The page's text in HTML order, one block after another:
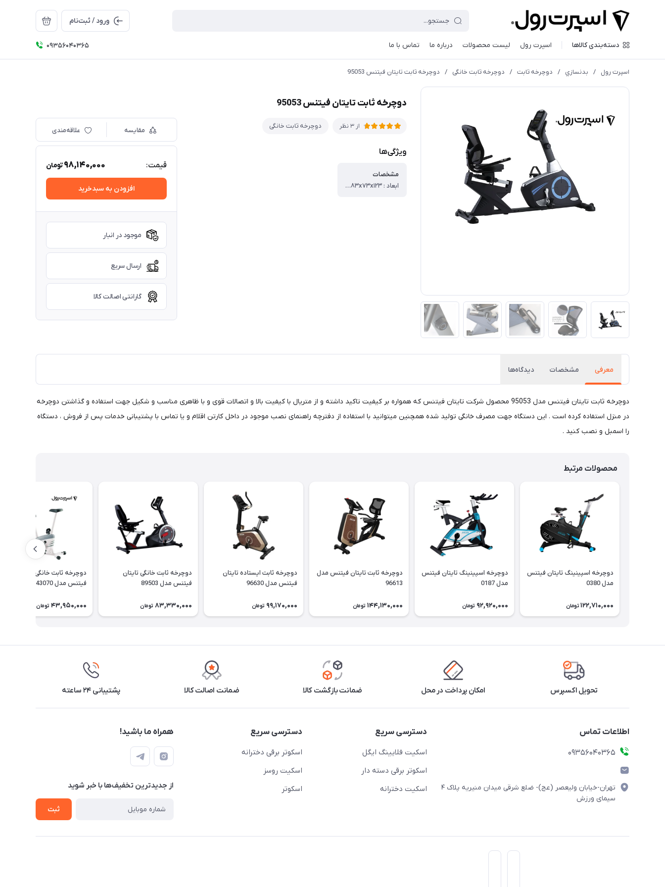
ورود / ثبت‌نام
دسته‌بندی کالاها اسپرت رول لیست محصولات درباره ما تماس با ما 09356040365
اسپرت رول / بدنسازي / دوچرخه ثابت / دوچرخه ثابت خانگی / دوچرخه ثابت تایتان فیتنس 95053
دوچرخه ثابت تایتان فیتنس 95053
از 3 نظر دوچرخه ثابت خانگی
ویژگی‌ها
مشخصات
ابعاد : ۱۸۳x۷۳x۱۲۳ سانتی‌متر ، - وزن : ۵۱.۷ کیلوگرم ، - توضیحات فلایویل : فلای ویل با وزن 6KG ، - قابلیت های اندازه گیری و سنجش ، - نمایش سرعت ، - نمایش ضربان قلب ، - نمایش مسافت ، - نمایش مصرف کالری ، - امکانات همراه : صفحه نمایش ، - دستگیره ، - ابعاد صفحه نمایش : 5.43 اینچ ، - فاصله قدم : 17 سانتی متر ، - ظرفیت وزنی : ۱۲۰ کیلوگرم ، - توضیحات صفحه نمایش : نمایش ضربان قلب، زمان استفاده، مسافت طی شده، کالری از دست رفته تقریبی و ... ، - توضیحات سطح مقاومت: دارای Tension با تغییر سطح فشار از ۱ الی ۸ حالت ، - توضیحات تغییرات شیب : قابلیت تنظیم پایه ها برای تراز کردن روی زمین
مقایسه علاقه‌مندی
قیمت: 98,140,000تومان
افزودن به سبدخرید
موجود در انبار
ارسال سریع
گارانتی اصالت کالا
معرفی مشخصات دیدگاه‌ها
دوچرخه ثابت تایتان فیتنس مدل 95053 محصول شرکت تایتان فیتنس که همواره بر کیفیت تاکید داشته و از متریال با کیفیت بالا و اتصالات قوی و با ظاهری مناسب و شکیل جهت استفاده و گذاشتن دوچرخه
در منزل استفاده کرده است . این دستگاه جهت مصرف خانگی تولید شده همچنین میتوانید با استفاده از دفترچه راهنمای نصب موجود در داخل کارتن اقلام و یا تماس با پشتیبانی خدمات پس از فروش ، دستگاه
را اسمبل و نصب کنید .
محصولات مرتبط
دوچرخه اسپینینگ تایتان فیتنس
مدل 0380
122,710,000 تومان
دوچرخه اسپینینگ تایتان فیتنس
مدل 0187
92,920,000 تومان
دوچرخه ثابت تایتان فیتنس مدل
96613
144,130,000 تومان
دوچرخه ثابت ایستاده تایتان
فیتنس مدل 96630
99,170,000 تومان
دوچرخه ثابت خانگی تایتان
فیتنس مدل 89503
83,330,000 تومان
دوچرخه ثابت خانگی تایتان
فیتنس مدل 43070
43,950,000 تومان
تحویل اکسپرس امکان پرداخت در محل ضمانت بازگشت کالا ضمانت اصالت کالا پشتیبانی ۲۴ ساعته
اطلاعات تماس
۰۹۳۵۶۰۴۰۳۶۵
تهران-خیابان ولیعصر (عج)- ضلع شرقی میدان منیریه پلاک ۴
سیمای ورزش
دسترسی سریع
اسکیت فلایینگ ایگل
اسکوتر برقی دسته دار
اسکیت دخترانه
دسترسی سریع
اسکوتر برقی دخترانه
اسکیت روسز
اسکوتر
همراه ما باشید!
از جدید‌ترین تخفیف‌ها با‌ خبر شوید
ثبت